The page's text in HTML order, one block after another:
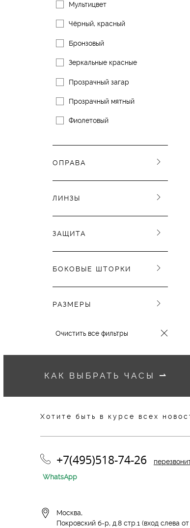
Мультицвет
Чёрный, красный
Бронзовый
Зеркальные красные
Прозрачный загар
Прозрачный мятный
Фиолетовый
ОПРАВА
ЛИНЗЫ
ЗАЩИТА
БОКОВЫЕ ШТОРКИ
РАЗМЕРЫ
Очистить все фильтры
КАК ВЫБРАТЬ ЧАСЫ ⇀
Хотите быть в курсе всех
+7(495)518-74-26
WhatsApp
Москва,
Покровский б-р, д.8 стр.1 (вход слева